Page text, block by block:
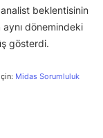
beklentisinin
aynı dönemindeki
gösterdi.
Midas Sorumluluk